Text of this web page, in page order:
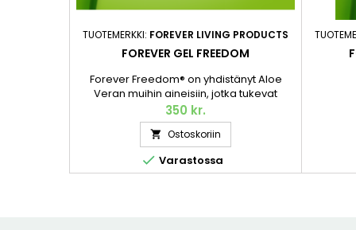
TUOTEMERKKI: FOREVER LIVING PRODUCTS
FOREVER GEL FREEDOM
Forever Freedom® on yhdistänyt Aloe
Veran muihin aineisiin, jotka tukevat
nivelten normaalia toimintaa ja
liikkuvuutta maukkaassa
appelsiininmakuisten mehun muodossa.
Olemme yhdistäneet
glukosamiinisulfaatin ja
350 kr.
 Ostoskoriin
 Varastossa